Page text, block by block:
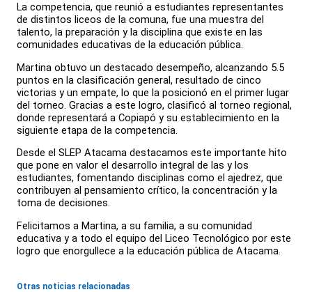
La competencia, que reunió a estudiantes representantes
de distintos liceos de la comuna, fue una muestra del
talento, la preparación y la disciplina que existe en las
comunidades educativas de la educación pública.
Martina obtuvo un destacado desempeño, alcanzando 5.5
puntos en la clasificación general, resultado de cinco
victorias y un empate, lo que la posicionó en el primer lugar
del torneo. Gracias a este logro, clasificó al torneo regional,
donde representará a Copiapó y su establecimiento en la
siguiente etapa de la competencia.
Desde el SLEP Atacama destacamos este importante hito
que pone en valor el desarrollo integral de las y los
estudiantes, fomentando disciplinas como el ajedrez, que
contribuyen al pensamiento crítico, la concentración y la
toma de decisiones.
Felicitamos a Martina, a su familia, a su comunidad
educativa y a todo el equipo del Liceo Tecnológico por este
logro que enorgullece a la educación pública de Atacama.
Otras noticias relacionadas